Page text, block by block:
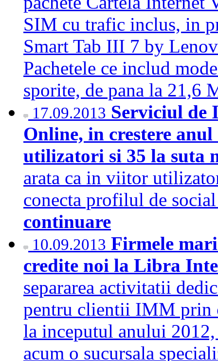
SIM cu trafic inclus, in
Smart Tab III 7 by
Pachetele ce includ
sporite, de pana la
17.09.2013 Serviciul de
Online, in crestere
utilizatori si 35 la suta
arata ca in viitor
conecta profilul de
continuare
10.09.2013 Firmele
credite noi la Libra
separarea activitatii
pentru clientii IMM prin
la inceputul anului
acum o sucursala